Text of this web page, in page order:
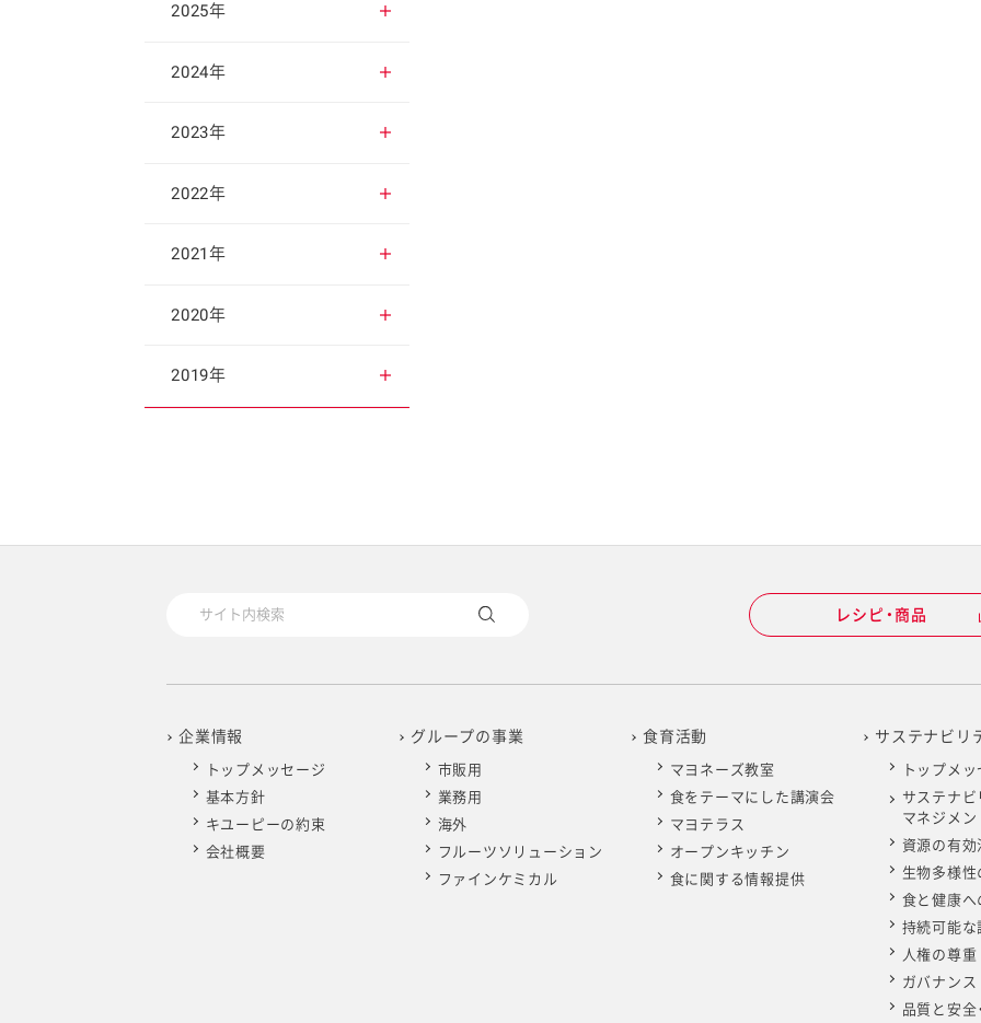
2025年
2025年12月
2025年11月
2025年10月
2025年9月
2025年8月
2025年7月
2025年4月
2025年3月
2025年1月
2024年
2024年12月
2024年11月
2024年10月
2024年9月
2024年8月
2024年5月
2024年4月
2024年2月
2024年1月
2023年
2023年12月
2023年11月
2023年10月
2023年9月
2023年6月
2023年5月
2023年3月
2023年2月
2023年1月
2022年
2022年12月
2022年11月
2022年10月
2022年7月
2022年6月
2022年4月
2022年3月
2022年2月
2021年
2021年12月
2021年11月
2021年7月
2021年5月
2021年4月
2021年3月
2020年
2020年12月
2020年8月
2020年6月
2020年5月
2020年4月
2019年
2019年9月
2019年7月
2019年6月
2019年5月
レシピ・商品
企業情報
トップメッセージ
基本方針
キユーピーの約束
会社概要
グループの事業
市販用
業務用
海外
フルーツソリューション
ファインケミカル
食育活動
マヨネーズ教室
食をテーマにした講演会
マヨテラス
オープンキッチン
食に関する情報提供
サステナビリ
トップメ
サステナビ
マネジメン
資源の有効
生物多様性
食と健康へ
持続可能な
人権の尊重
ガバナンス
品質と安全